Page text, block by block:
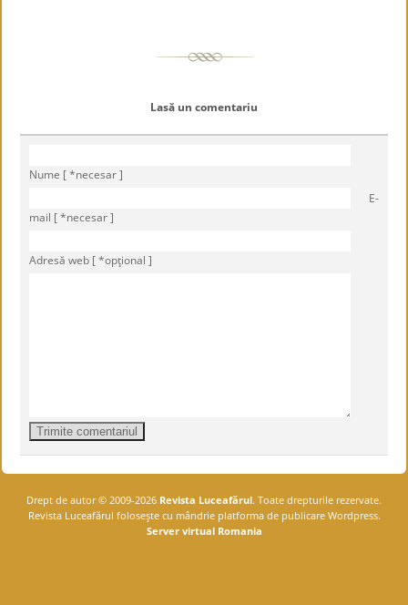
Lasă un comentariu
Nume [ *necesar ]
E-
mail [ *necesar ]
Adresă web [ *opţional ]
Drept de autor © 2009-2026 Revista Luceafărul. Toate drepturile rezervate.
Revista Luceafărul foloseşte cu mândrie platforma de publicare Wordpress.
Server virtual Romania